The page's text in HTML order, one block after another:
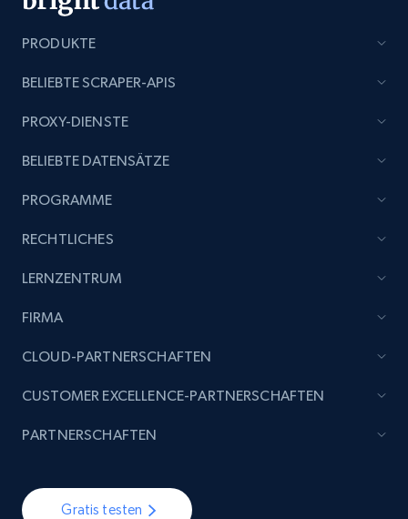
PRODUKTE
BELIEBTE SCRAPER-APIS
PROXY-DIENSTE
BELIEBTE DATENSÄTZE
PROGRAMME
RECHTLICHES
LERNZENTRUM
FIRMA
Gratis testen
CLOUD-PARTNERSCHAFTEN
CUSTOMER EXCELLENCE-PARTNERSCHAFTEN
PARTNERSCHAFTEN